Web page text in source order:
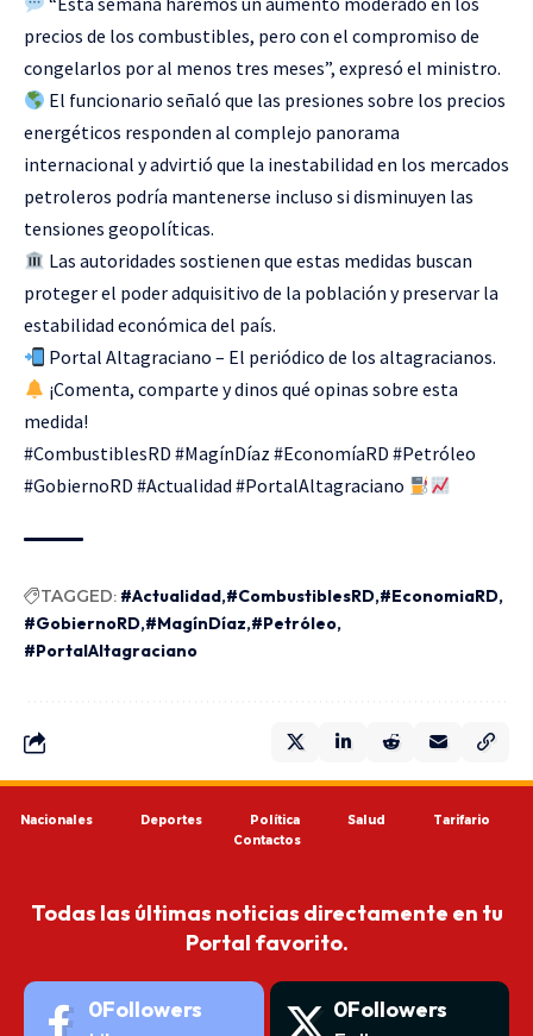
precios de los combustibles, pero con el compromiso de
congelarlos por al menos tres meses”, expresó el ministro.
El funcionario señaló que las presiones sobre los precios
energéticos responden al complejo panorama
internacional y advirtió que la inestabilidad en los mercados
petroleros podría mantenerse incluso si disminuyen las
tensiones geopolíticas.
Las autoridades sostienen que estas medidas buscan
proteger el poder adquisitivo de la población y preservar la
estabilidad económica del país.
Portal Altagraciano – El periódico de los altagracianos.
¡Comenta, comparte y dinos qué opinas sobre esta
medida!
#CombustiblesRD #MagínDíaz #EconomíaRD #Petróleo
#GobiernoRD #Actualidad #PortalAltagraciano
TAGGED: #Actualidad #CombustiblesRD #EconomiaRD
#GobiernoRD #MagínDíaz #Petróleo
#PortalAltagraciano
Nacionales Deportes Política Salud
Tarifario
Contactos
Todas las últimas noticias directamente en tu
Portal favorito.
0Followers 0Followers